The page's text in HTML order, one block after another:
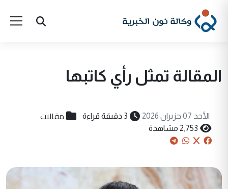
المقالة تمثل رأي كاتبها
الأحد 07 حزيران 2026 3 دقيقة قراءة مقالات
2,753 مشاهدة